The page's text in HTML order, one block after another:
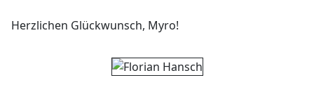
Herzlichen Glückwunsch, Myro!